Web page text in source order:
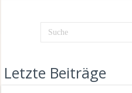
Letzte Beiträge